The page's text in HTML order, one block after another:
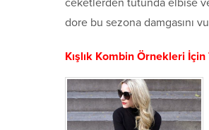
ceketlerden tutunda elbise
dore bu sezona damgasını
Kışlık Kombin Örnekleri İçin